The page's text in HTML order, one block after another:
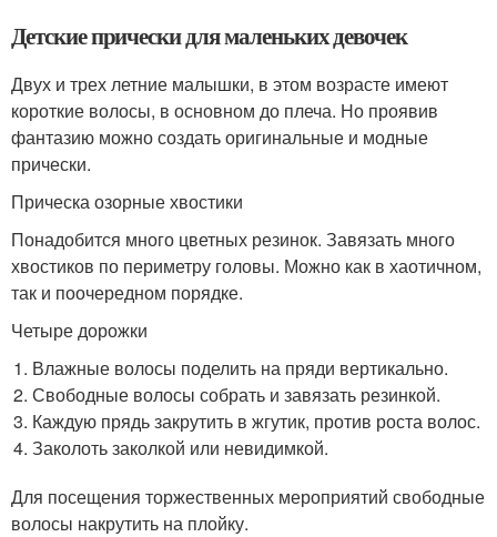
Детские прически для маленьких девочек
Двух и трех летние малышки, в этом возрасте имеют
короткие волосы, в основном до плеча. Но проявив
фантазию можно создать оригинальные и модные
прически.
Прическа озорные хвостики
Понадобится много цветных резинок. Завязать много
хвостиков по периметру головы. Можно как в хаотичном,
так и поочередном порядке.
Четыре дорожки
Влажные волосы поделить на пряди вертикально.
Свободные волосы собрать и завязать резинкой.
Каждую прядь закрутить в жгутик, против роста волос.
Заколоть заколкой или невидимкой.
Для посещения торжественных мероприятий свободные
волосы накрутить на плойку.